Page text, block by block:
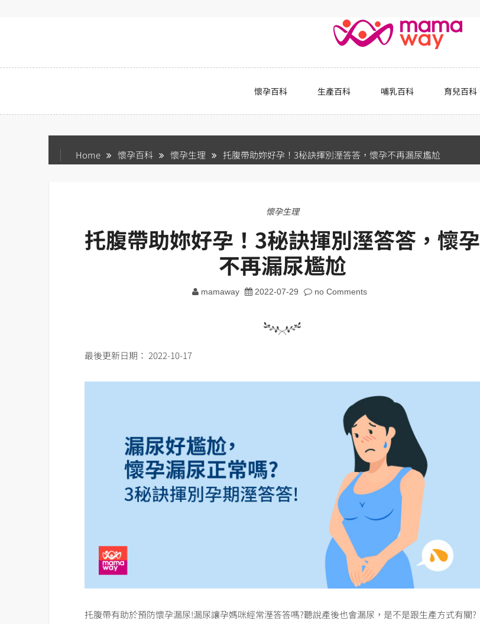
懷孕百科 生產百科 哺乳百科 育兒百科
Home 懷孕百科 懷孕生理 托腹帶助妳好孕！3秘訣揮別溼答答，懷孕不再漏尿尷尬
懷孕生理
托腹帶助妳好孕！3秘訣揮別溼答答，懷孕
不再漏尿尷尬
mamaway 2022-07-29 no Comments
最後更新日期： 2022-10-17
托腹帶有助於預防懷孕漏尿!漏尿讓孕媽咪經常溼答答嗎?聽說產後也會漏尿，是不是跟生產方式有關?